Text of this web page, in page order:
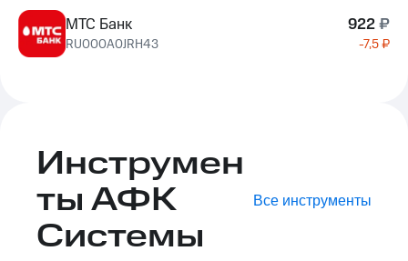
МТС Банк
RU000A0JRH43
922₽
-7,5 ₽
Инструмен
ты АФК
Системы
Все инструменты